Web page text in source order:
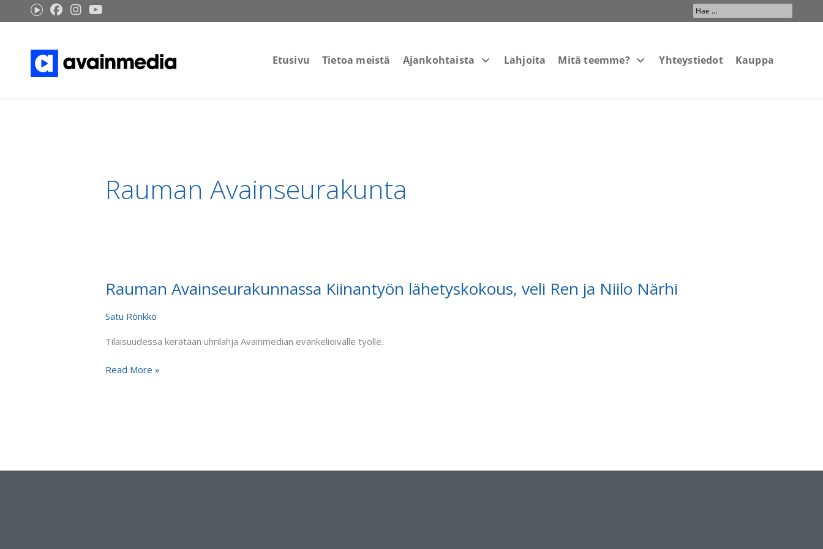
sisältöön
Search
...
Etusivu Tietoa meistä Ajankohtaista Lahjoita Mitä teemme? Yhteystiedot Kauppa
Rauman Avainseurakunta
Rauman Avainseurakunnassa Kiinantyön lähetyskokous, veli Ren ja Niilo Närhi
Satu Rönkkö
Tilaisuudessa kerätään uhrilahja Avainmedian evankelioivalle työlle.
Rauman
Kiinantyön
veli
ja
Read More »